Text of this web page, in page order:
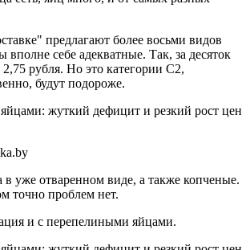
предлагают более восьми видов
себе адекватные. Так, за десяток
рубля. Но это категории С2,
будут подороже.
в уже отваренном виде, а также копченые.
точно проблем нет.
и с перепелиными яйцами.